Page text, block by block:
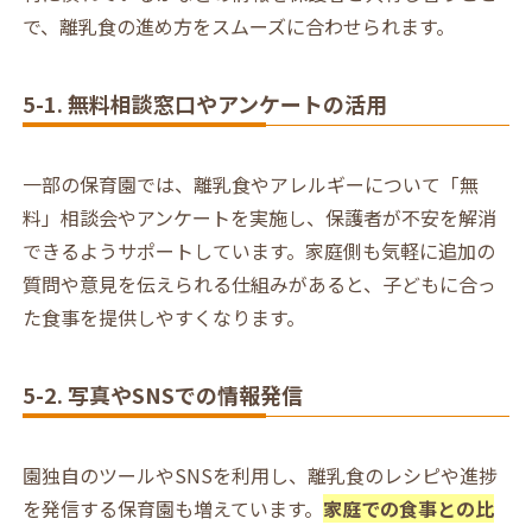
で、離乳食の進め方をスムーズに合わせられます。
5-1. 無料相談窓口やアンケートの活用
一部の保育園では、離乳食やアレルギーについて「無
料」相談会やアンケートを実施し、保護者が不安を解消
できるようサポートしています。家庭側も気軽に追加の
質問や意見を伝えられる仕組みがあると、子どもに合っ
た食事を提供しやすくなります。
5-2. 写真やSNSでの情報発信
園独自のツールやSNSを利用し、離乳食のレシピや進捗
を発信する保育園も増えています。 家庭での食事との比